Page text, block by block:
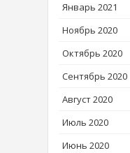
Январь 2021
Ноябрь 2020
Октябрь 2020
Сентябрь 2020
Август 2020
Июль 2020
Июнь 2020